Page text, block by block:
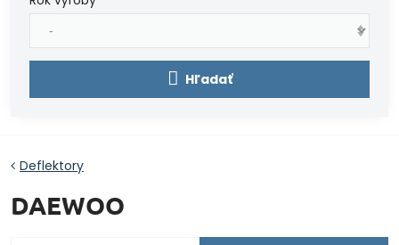
Hľadať
Deflektory
DAEWOO